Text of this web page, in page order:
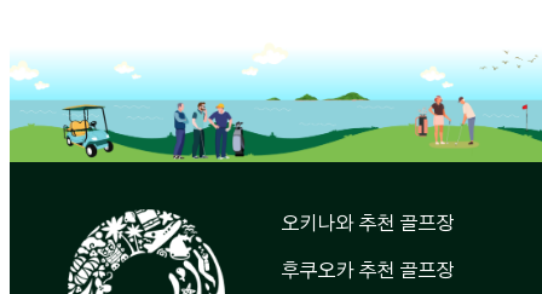
오키나와 추천 골프장
후쿠오카 추천 골프장